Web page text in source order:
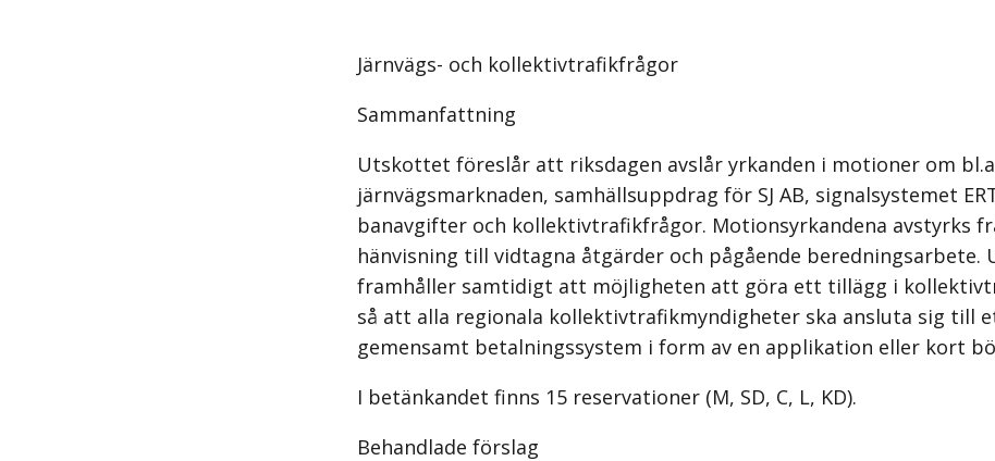
Järnvägs- och kollektivtrafikfrågor
Sammanfattning
Utskottet föreslår att riksdagen avslår yrkanden i motioner om
järnvägsmarknaden, samhällsuppdrag för SJ AB, signalsystemet
banavgifter och kollektivtrafikfrågor. Motionsyrkandena avstyrks
hänvisning till vidtagna åtgärder och pågående beredningsarbete.
framhåller samtidigt att möjligheten att göra ett tillägg i
så att alla regionala kollektivtrafikmyndigheter ska ansluta sig till
gemensamt betalningssystem i form av en applikation eller kort
I betänkandet finns 15 reservationer (M, SD, C, L, KD).
Behandlade förslag